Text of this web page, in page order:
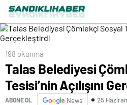
198 okunma
Talas Belediyesi
Tesisi’nin Açılışını
ABONE OL News 25